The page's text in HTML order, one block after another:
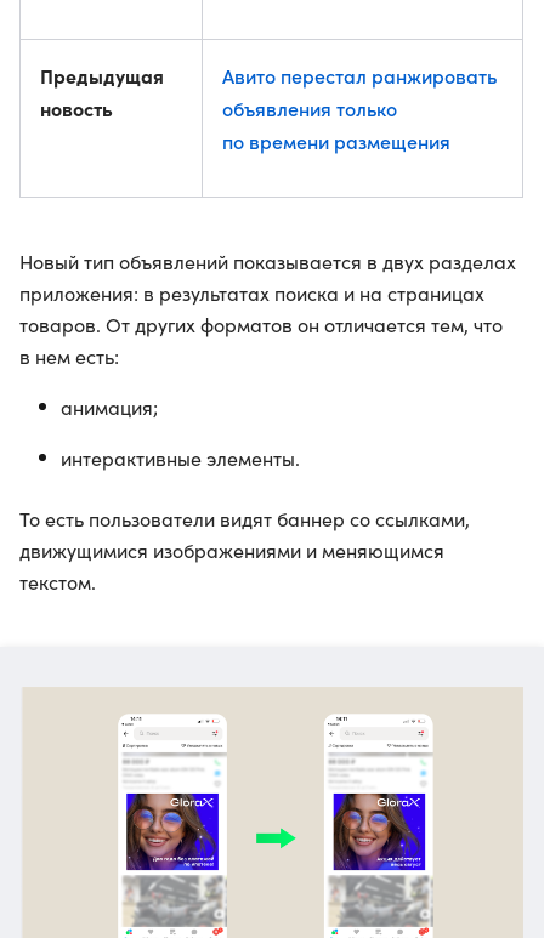
Предыдущая
новость
Авито перестал ранжировать
объявления только
по времени размещения
Новый тип объявлений показывается в двух разделах
приложения: в результатах поиска и на страницах
товаров. От других форматов он отличается тем, что
в нем есть:
анимация;
интерактивные элементы.
То есть пользователи видят баннер со ссылками,
движущимися изображениями и меняющимся
текстом.